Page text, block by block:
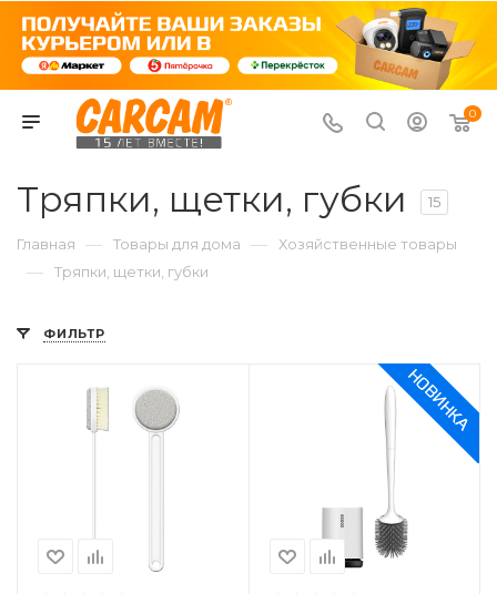
0
Тряпки, щетки, губки 15
Главная — Товары для дома — Хозяйственные товары
— Тряпки, щетки, губки
ФИЛЬТР